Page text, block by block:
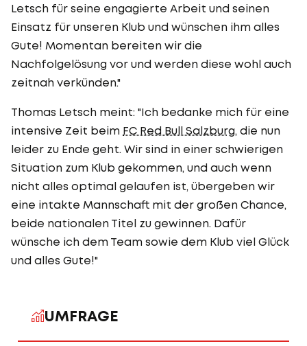
Letsch für seine engagierte Arbeit und seinen
Einsatz für unseren Klub und wünschen ihm alles
Gute! Momentan bereiten wir die
Nachfolgelösung vor und werden diese wohl auch
zeitnah verkünden."
Thomas Letsch meint: "Ich bedanke mich für eine
intensive Zeit beim FC Red Bull Salzburg, die nun
leider zu Ende geht. Wir sind in einer schwierigen
Situation zum Klub gekommen, und auch wenn
nicht alles optimal gelaufen ist, übergeben wir
eine intakte Mannschaft mit der großen Chance,
beide nationalen Titel zu gewinnen. Dafür
wünsche ich dem Team sowie dem Klub viel Glück
und alles Gute!"